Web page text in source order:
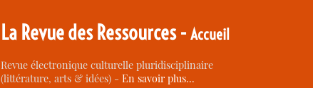
La Revue des Ressources -Accueil
Revue électronique culturelle pluridisciplinaire
(littérature, arts & idées) -En savoir plus…